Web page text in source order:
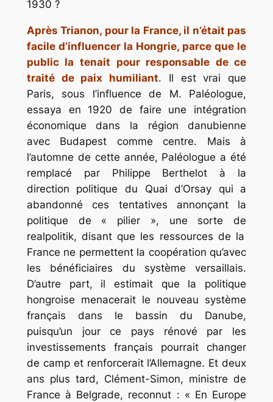
1930 ?
Après Trianon, pour la France, il n’était pas
facile d’influencer la Hongrie, parce que le
public la tenait pour responsable de ce
traité de paix humiliant. Il est vrai que
Paris, sous l’influence de M. Paléologue,
essaya en 1920 de faire une intégration
économique dans la région danubienne
avec Budapest comme centre. Mais à
l’automne de cette année, Paléologue a été
remplacé par Philippe Berthelot à la
direction politique du Quai d’Orsay qui a
abandonné ces tentatives annonçant la
politique de « pilier », une sorte de
realpolitik, disant que les ressources de la
France ne permettent la coopération qu’avec
les bénéficiaires du système versaillais.
D’autre part, il estimait que la politique
hongroise menacerait le nouveau système
français dans le bassin du Danube,
puisqu’un jour ce pays rénové par les
investissements français pourrait changer
de camp et renforcerait l’Allemagne. Et deux
ans plus tard, Clément-Simon, ministre de
France à Belgrade, reconnut : « En Europe